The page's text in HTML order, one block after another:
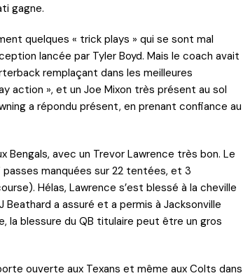
gagne.
quelques « trick plays » qui se sont mal
lancée par Tyler Boyd. Mais le coach avait
remplaçant dans les meilleures
action », et un Joe Mixon très présent au sol
a répondu présent, en prenant confiance au
Bengals, avec un Trevor Lawrence très bon. Le
manquées sur 22 tentées, et 3
Hélas, Lawrence s’est blessé à la cheville
a assuré et a permis à Jacksonville
la blessure du QB titulaire peut être un gros
ouverte aux Texans et même aux Colts dans